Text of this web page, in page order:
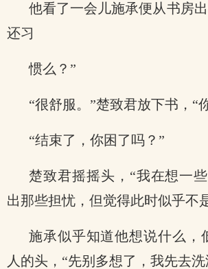
他看了一会儿施承便从书房
还习
惯么？”
“很舒服。”楚致君放下书，“
“结束了，你困了吗？”
楚致君摇摇头，“我在想一
出那些担忧，但觉得此时似乎不
施承似乎知道他想说什么，
人的头，“先别多想了，我先去洗